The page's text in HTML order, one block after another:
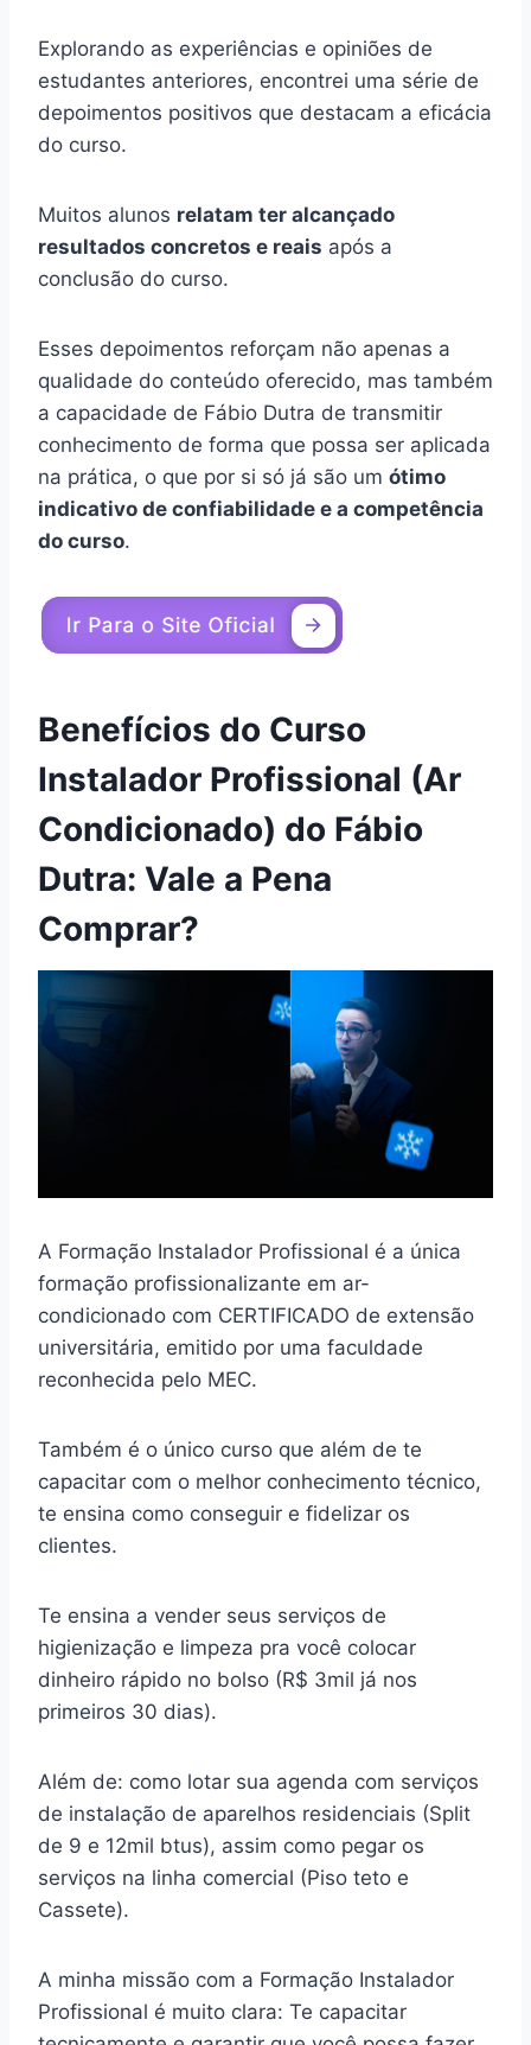
Explorando as experiências e opiniões de
estudantes anteriores, encontrei uma série de
depoimentos positivos que destacam a eficácia
do curso.
Muitos alunos relatam ter alcançado
resultados concretos e reais após a
conclusão do curso.
Esses depoimentos reforçam não apenas a
qualidade do conteúdo oferecido, mas também
a capacidade de Fábio Dutra de transmitir
conhecimento de forma que possa ser aplicada
na prática, o que por si só já são um ótimo
indicativo de confiabilidade e a competência
do curso.
Benefícios do Curso
Instalador Profissional (Ar
Condicionado) do Fábio
Dutra: Vale a Pena
Comprar?
A Formação Instalador Profissional é a única
formação profissionalizante em ar-
condicionado com CERTIFICADO de extensão
universitária, emitido por uma faculdade
reconhecida pelo MEC.
Também é o único curso que além de te
capacitar com o melhor conhecimento técnico,
te ensina como conseguir e fidelizar os
clientes.
Te ensina a vender seus serviços de
higienização e limpeza pra você colocar
dinheiro rápido no bolso (R$ 3mil já nos
primeiros 30 dias).
Além de: como lotar sua agenda com serviços
de instalação de aparelhos residenciais (Split
de 9 e 12mil btus), assim como pegar os
serviços na linha comercial (Piso teto e
Cassete).
A minha missão com a Formação Instalador
Profissional é muito clara: Te capacitar